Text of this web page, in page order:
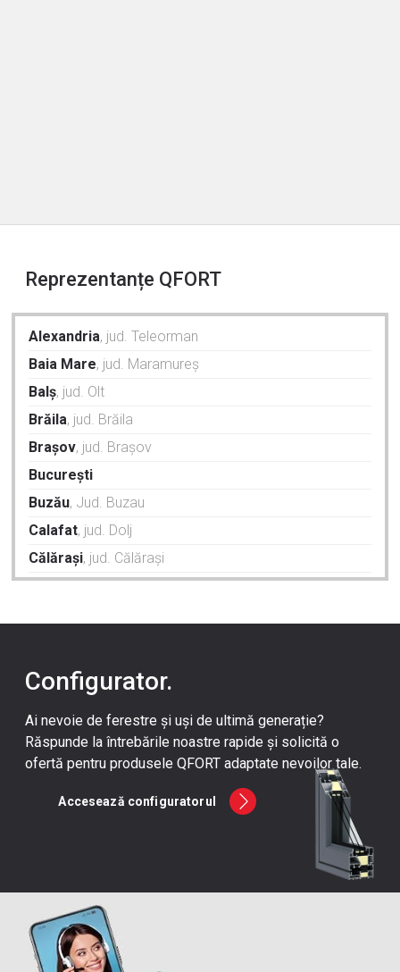
Reprezentanțe QFORT
Alexandria, jud. Teleorman
Baia Mare, jud. Maramureș
Balș, jud. Olt
Brăila, jud. Brăila
Brașov, jud. Brașov
București
Buzău, Jud. Buzau
Calafat, jud. Dolj
Călărași, jud. Călărași
Caracal, jud. Olt
Corabia, jud. Olt
, jud. Dolj
Drăgășani, jud. Vâlcea
Drobeta Turnu-Severin, jud. Mehedinți
, jud. Iași
Oradea, jud. Bihor
Pielești, județul Dolj
Pitești, jud. Argeș
Configurator.
Ai nevoie de ferestre și uși de ultimă generație?
Răspunde la întrebările noastre rapide și solicită o
ofertă pentru produsele QFORT adaptate nevoilor tale.
Accesează configuratorul